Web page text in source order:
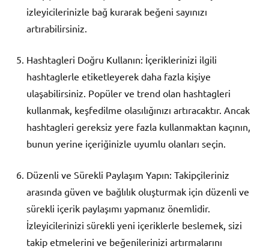
izleyicilerinizle bağ kurarak beğeni sayınızı
artırabilirsiniz.
Hashtagleri Doğru Kullanın: İçeriklerinizi ilgili
hashtaglerle etiketleyerek daha fazla kişiye
ulaşabilirsiniz. Popüler ve trend olan hashtagleri
kullanmak, keşfedilme olasılığınızı artıracaktır. Ancak
hashtagleri gereksiz yere fazla kullanmaktan kaçının,
bunun yerine içeriğinizle uyumlu olanları seçin.
Düzenli ve Sürekli Paylaşım Yapın: Takipçileriniz
arasında güven ve bağlılık oluşturmak için düzenli ve
sürekli içerik paylaşımı yapmanız önemlidir.
İzleyicilerinizi sürekli yeni içeriklerle beslemek, sizi
takip etmelerini ve beğenilerinizi artırmalarını